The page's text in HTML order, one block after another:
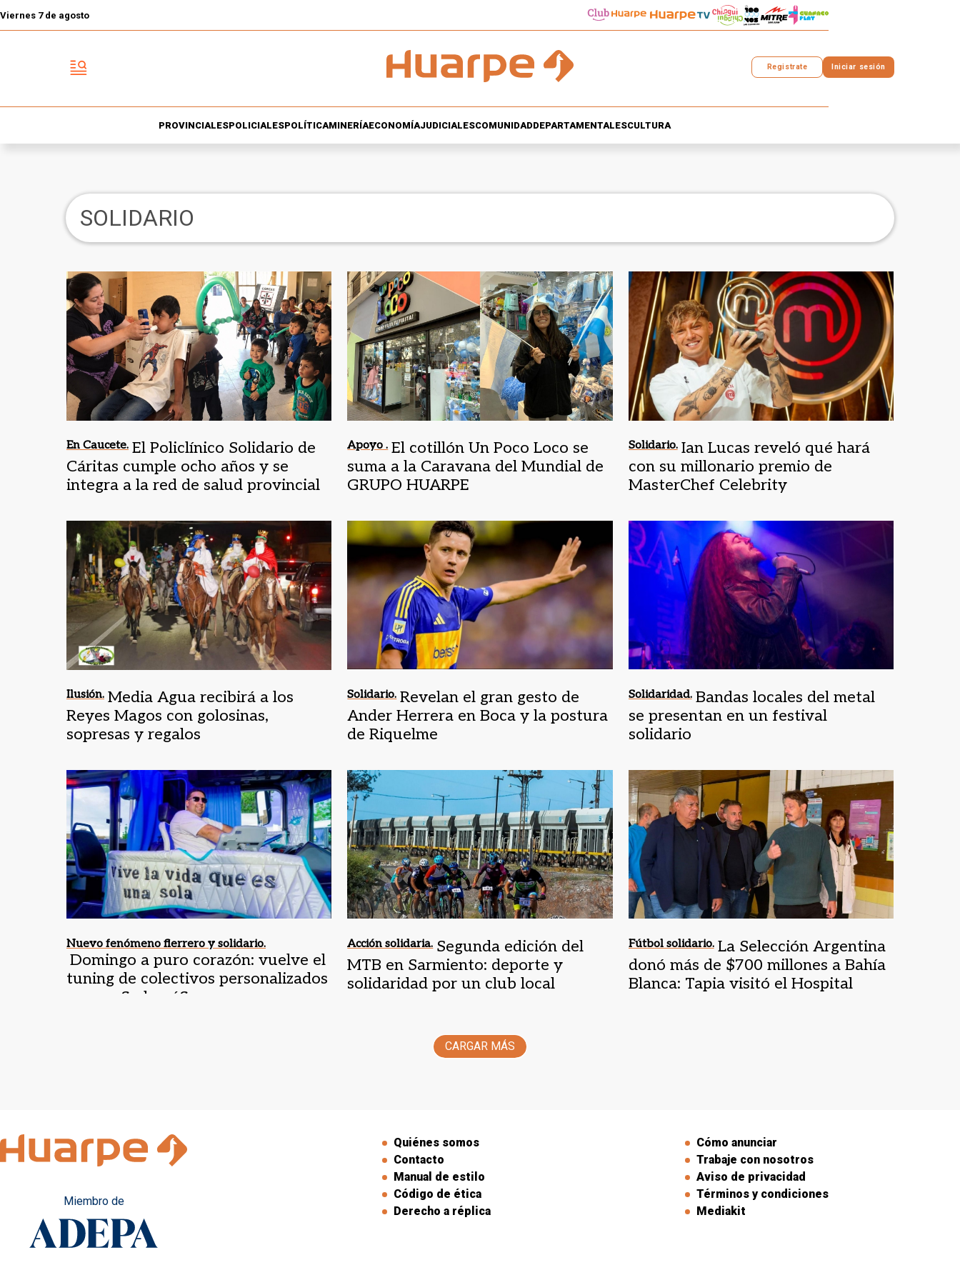
Viernes 7 de agosto
Registrate Iniciar sesión
PROVINCIALESPOLICIALESPOLÍTICAMINERÍAECONOMÍAJUDICIALESCOMUNIDADDEPARTAMENTALESCULTURA
SOLIDARIO
En Caucete. El Policlínico Solidario de
Cáritas cumple ocho años y se
integra a la red de salud provincial
Apoyo . El cotillón Un Poco Loco se
suma a la Caravana del Mundial de
GRUPO HUARPE
Solidario. Ian Lucas reveló qué hará
con su millonario premio de
MasterChef Celebrity
Ilusión. Media Agua recibirá a los
Reyes Magos con golosinas,
sopresas y regalos
Solidario. Revelan el gran gesto de
Ander Herrera en Boca y la postura
de Riquelme
Solidaridad. Bandas locales del metal
se presentan en un festival
solidario
Nuevo fenómeno fierrero y solidario.
Domingo a puro corazón: vuelve el
tuning de colectivos personalizados
con un fin benéfico
Acción solidaria. Segunda edición del
MTB en Sarmiento: deporte y
solidaridad por un club local
Fútbol solidario. La Selección Argentina
donó más de $700 millones a Bahía
Blanca: Tapia visitó el Hospital
CARGAR MÁS
Miembro de
Quiénes somos
Contacto
Manual de estilo
Código de ética
Derecho a réplica
Cómo anunciar
Trabaje con nosotros
Aviso de privacidad
Términos y condiciones
Mediakit